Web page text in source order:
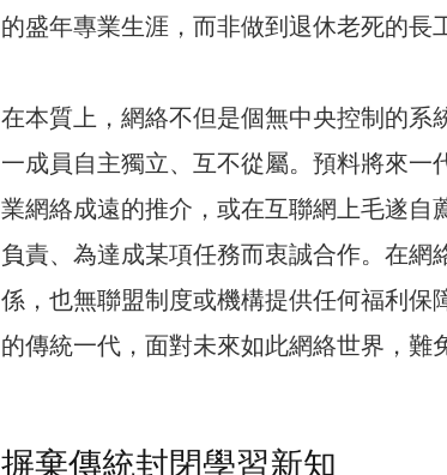
的盛年專業生涯，而非做到退休老死的長
在本質上，網絡不但是個無中央控制的系
一成員自主獨立、互不從屬。預料將來一
業網絡成遠的推介，或在互聯網上毛遂自
負責、為達成某項任務而衷誠合作。在網
係，也無聯盟制度或機構提供任何福利保
的傳統一代，面對未來如此網絡世界，難
摒棄傳統封閉學習新知